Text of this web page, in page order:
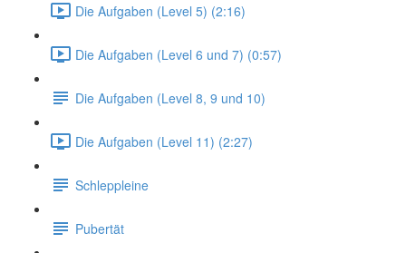
Die Aufgaben (Level 5) (2:16)
Die Aufgaben (Level 6 und 7) (0:57)
Die Aufgaben (Level 8, 9 und 10)
Die Aufgaben (Level 11) (2:27)
Schleppleine
Pubertät